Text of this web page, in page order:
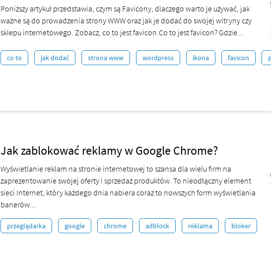
Poniższy artykuł przedstawia, czym są Favicony, dlaczego warto je używać, jak
ważne są do prowadzenia strony WWW oraz jak je dodać do swojej witryny czy
sklepu internetowego. Zobacz, co to jest favicon.Co to jest favicon? Gdzie...
co to jak dodać strona www wordpress ikona favicon
Jak zablokować reklamy w Google Chrome?
Wyświetlanie reklam na stronie internetowej to szansa dla wielu firm na
zaprezentowanie swojej oferty i sprzedaż produktów. To nieodłączny element
sieci Internet, który każdego dnia nabiera coraz to nowszych form wyświetlania
banerów...
przeglądarka google chrome adblock reklama bloker